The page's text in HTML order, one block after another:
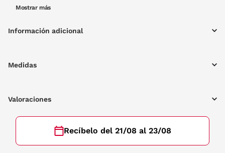
cuadradas y tonos negos combinado con sus varillas metálicas
Mostrar más
Información adicional
Medidas
Valoraciones
Recíbelo del 21/08 al 23/08